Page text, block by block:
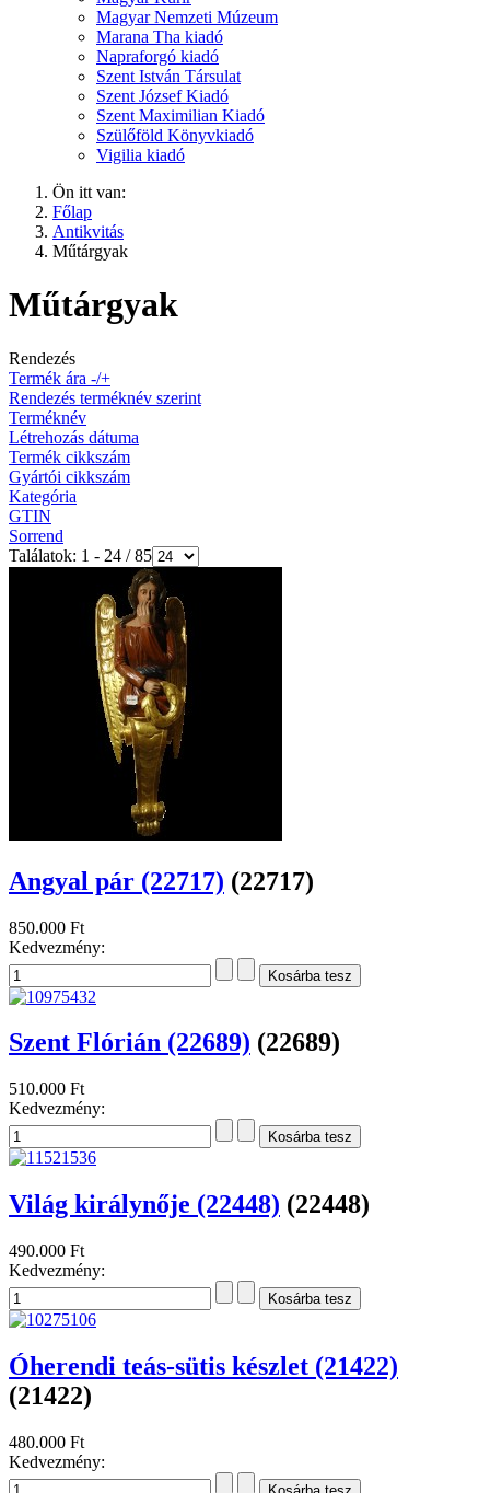
Magyar Nemzeti Múzeum
Marana Tha kiadó
Napraforgó kiadó
Szent István Társulat
Szent József Kiadó
Szent Maximilian Kiadó
Szülőföld Könyvkiadó
Vigilia kiadó
Ön itt van:
Főlap
Antikvitás
Műtárgyak
Műtárgyak
Rendezés
Termék ára -/+
Rendezés terméknév szerint
Terméknév
Létrehozás dátuma
Termék cikkszám
Gyártói cikkszám
Kategória
GTIN
Sorrend
Találatok: 1 - 24 / 85
Angyal pár (22717) (22717)
850.000 Ft
Kedvezmény:
Szent Flórián (22689) (22689)
510.000 Ft
Kedvezmény:
Világ királynője (22448) (22448)
490.000 Ft
Kedvezmény:
Óherendi teás-sütis készlet (21422)
(21422)
480.000 Ft
Kedvezmény: